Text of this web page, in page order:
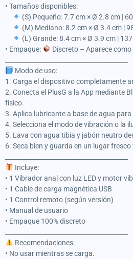
• Tamaños disponibles:
(S) Pequeño: 7.7 cm × Ø 2.8 cm |
(M) Mediano: 8.2 cm × Ø 3.4 cm |
(L) Grande: 8.4 cm × Ø 3.9 cm |
• Empaque:
Discreto – Aparece como
Modo de uso:
1. Carga el dispositivo completamente
2. Conecta el PlusG a la App mediante
físico.
3. Aplica lubricante a base de agua
4. Selecciona el modo de vibración o la
5. Lava con agua tibia y jabón neutro
6. Seca bien y guarda en un lugar fresco
Incluye:
• 1 Vibrador anal con luz LED y motor
• 1 Cable de carga magnética USB
• 1 Control remoto (según versión)
• Manual de usuario
• Empaque 100% discreto
Recomendaciones:
• No usar mientras se carga.